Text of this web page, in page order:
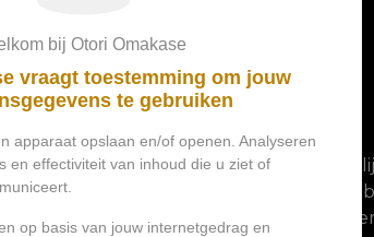
in Voorschoten
andere Oosterse specialiteiten.
gerechten. Naast Japanse
keukens tal van andere Aziatische
bij Otori Omakase
vraagt toestemming om jouw
te gebruiken
apparaat opslaan en/of openen. Analyseren
en effectiviteit van inhoud die u ziet of
op basis van jouw internetgedrag en